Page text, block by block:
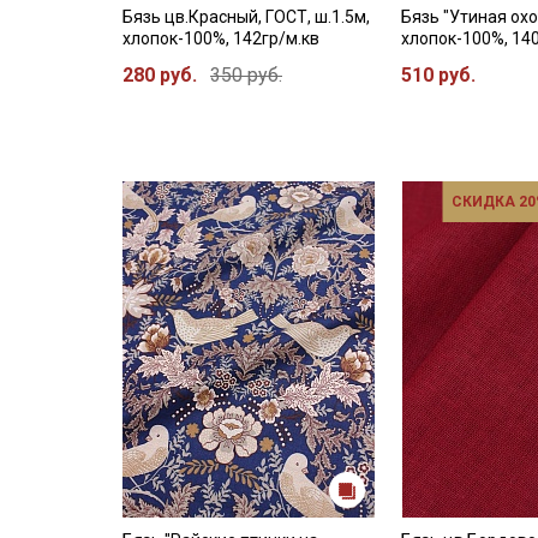
Бязь цв.Красный, ГОСТ, ш.1.5м,
хлопок-100%, 142гр/м.кв
280 руб. 350 руб.
Бязь "Утиная
хлопок-100%,
510 руб.
СКИДКА